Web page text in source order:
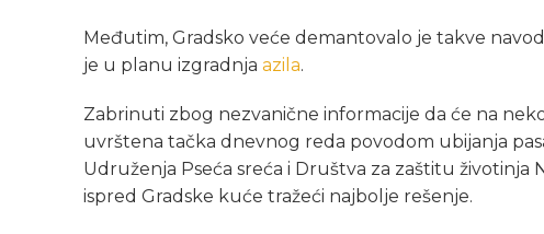
Međutim, Gradsko veće demantovalo je takve
je u planu izgradnja azila.
Zabrinuti zbog nezvanične informacije da će na
uvrštena tačka dnevnog reda povodom ubijanja
Udruženja Pseća sreća i Društva za zaštitu životinja
ispred Gradske kuće tražeći najbolje rešenje.